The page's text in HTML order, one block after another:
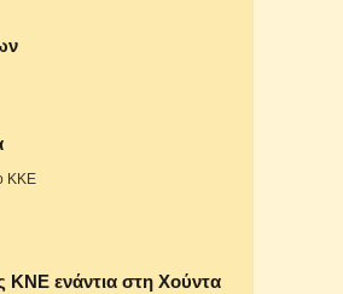
ΚΚΕ
ΚΝΕ ενάντια στη Χούντα